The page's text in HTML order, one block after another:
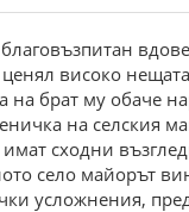
високо
на брат му обаче
на селския
сходни
село майорът
усложнения,